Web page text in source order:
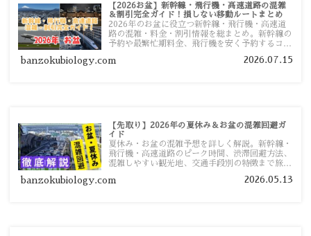
【2026お盆】新幹線・飛行機・高速道路の混雑
＆割引完全ガイド！損しない移動ルートまとめ
2026年のお盆に役立つ新幹線・飛行機・高速道
路の混雑・料金・割引情報を総まとめ。新幹線の
予約や最繁忙期料金、飛行機を安く予約するコ
い移動方法を分かりやすく解説します。
banzokubiology.com 2026.07.15
【先取り】2026年の夏休み＆お盆の混雑回避ガ
イド
夏休み・お盆の混雑予想を詳しく解説。新幹線・
飛行機・高速道路のピーク時間、渋滞回避方法、
混雑しやすい観光地、交通手段別の特徴まで旅行
banzokubiology.com 2026.05.13